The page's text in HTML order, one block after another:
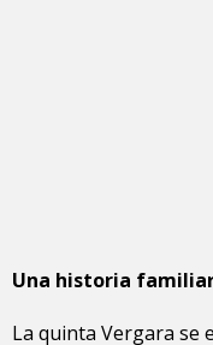
Una historia
La quinta Vergara se